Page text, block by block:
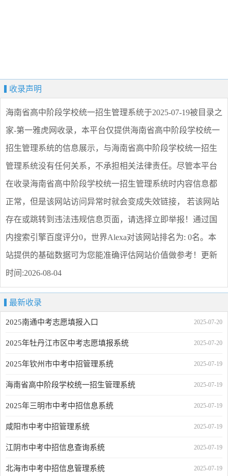
收录声明
海南省高中阶段学校统一招生管理系统于2025-07-19被目录之
家-第一雅虎网收录，本平台仅提供海南省高中阶段学校统一
招生管理系统的信息展示，与海南省高中阶段学校统一招生
管理系统没有任何关系，不承担相关法律责任。尽管本平台
在收录海南省高中阶段学校统一招生管理系统时内容信息都
正常，但是该网站访问异常时就会变成失效链接， 若该网站
存在或跳转到违法违规信息页面，请选择立即举报 ！通过国
内搜索引擎百度评分0，世界Alexa对该网站排名为: 0名。本
站提供的基础数据可为您能准确评估网站价值做参考！ 更新
时间:2026-08-04
最新收录
2025-07-20
2025南通中考志愿填报入口
2025-07-20
2025年牡丹江市区中考志愿填报系统
2025-07-19
2025年钦州市中考中招管理系统
2025-07-19
海南省高中阶段学校统一招生管理系统
2025-07-19
2025年三明市中考中招信息系统
2025-07-19
咸阳市中考中招管理系统
2025-07-19
江阴市中考中招信息查询系统
2025-07-19
北海市中考中招信息管理系统